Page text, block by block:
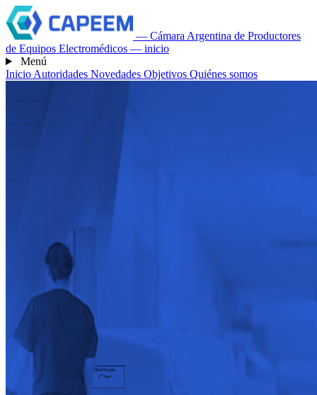
— Cámara Argentina de Productores
de Equipos Electromédicos — inicio
Menú
Inicio Autoridades Novedades Objetivos Quiénes somos